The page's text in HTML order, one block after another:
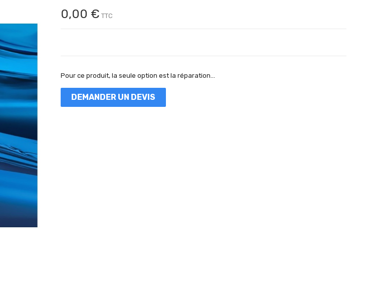
0,00 € TTC
Pour ce produit, la seule option est la réparation...
DEMANDER UN DEVIS